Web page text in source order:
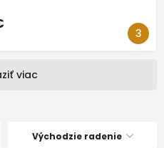
viac
Východzie radenie